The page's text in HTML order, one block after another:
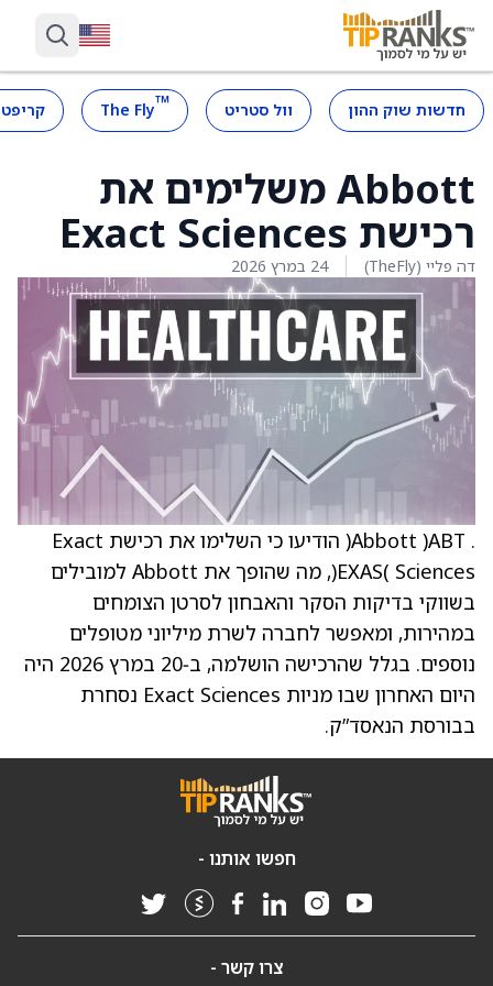
חדשות שוק ההון וול סטריט ™
The Fly
Abbott משלימים את
רכישת Exact Sciences
דה פליי (TheFly) 24 במרץ 2026
. Abbott )ABT( הודיעו כי השלימו את רכישת Exact
Sciences )EXAS(, מה שהופך את Abbott למובילים
בשווקי בדיקות הסקר והאבחון לסרטן הצומחים
במהירות, ומאפשר לחברה לשרת מיליוני מטופלים
נוספים. בגלל שהרכישה הושלמה, ב‑20 במרץ 2026 היה
היום האחרון שבו מניות Exact Sciences נסחרת
בבורסת הנאסד”ק.
חפשו אותנו -
צרו קשר -